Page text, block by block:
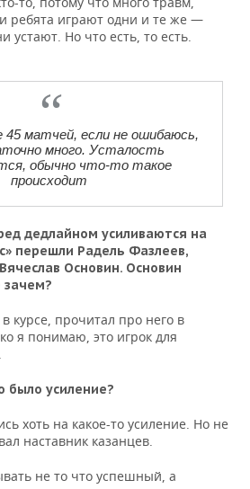
ребята играют одни и те же —
устают. Но что есть, то есть.
матчей, если не ошибаюсь,
много. Усталость
обычно что-то такое
происходит
дедлайном усиливаются на
перешли Радель Фазлеев,
Основин. Основин
зачем?
курсе, прочитал про него в
я понимаю, это игрок для
было усиление?
хоть на какое-то усиление. Но не
наставник казанцев.
не то что успешный, а